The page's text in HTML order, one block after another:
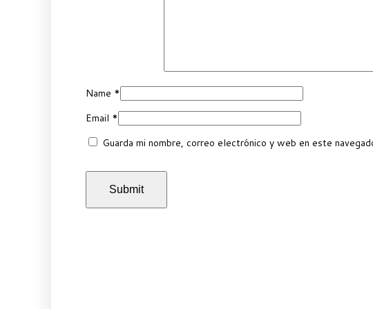
Name *
Email *
Guarda mi nombre, correo electrónico y web en este